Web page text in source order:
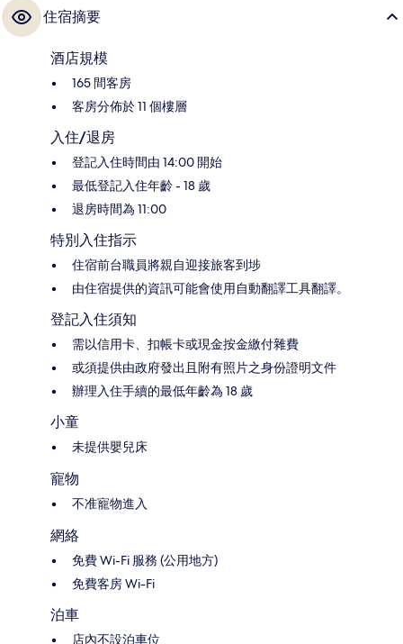
住宿摘要
酒店規模
165 間客房
客房分佈於 11 個樓層
入住/退房
登記入住時間由 14:00 開始
最低登記入住年齡 - 18 歲
退房時間為 11:00
特別入住指示
住宿前台職員將親自迎接旅客到埗
由住宿提供的資訊可能會使用自動翻譯工具翻譯。
登記入住須知
需以信用卡、扣帳卡或現金按金繳付雜費
或須提供由政府發出且附有照片之身份證明文件
辦理入住手續的最低年齡為 18 歲
小童
未提供嬰兒床
寵物
不准寵物進入
網絡
免費 Wi-Fi 服務 (公用地方)
免費客房 Wi-Fi
泊車
店內不設泊車位